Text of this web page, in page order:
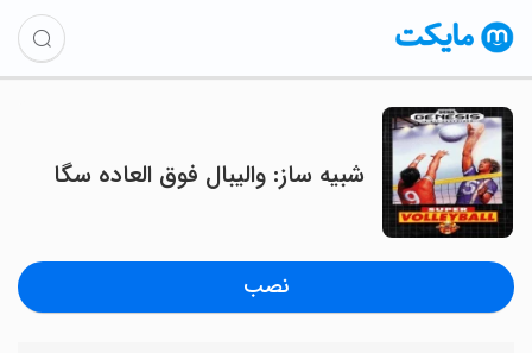
شبیه ساز: والیبال فوق العاده سگا
نصب